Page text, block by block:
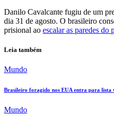
Danilo Cavalcante fugiu de um
dia 31 de agosto. O brasileiro
prisional ao escalar as paredes do
Leia também
Mundo
Brasileiro foragido nos EUA entra para lista
Mundo